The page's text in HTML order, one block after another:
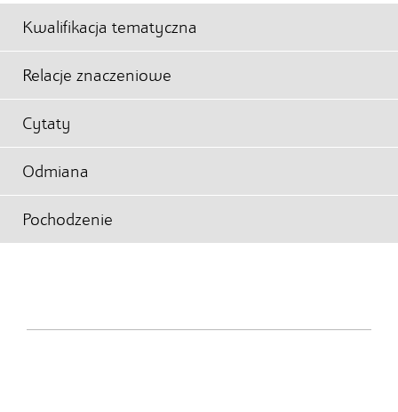
Kwalifikacja tematyczna
Relacje znaczeniowe
Cytaty
Odmiana
Pochodzenie